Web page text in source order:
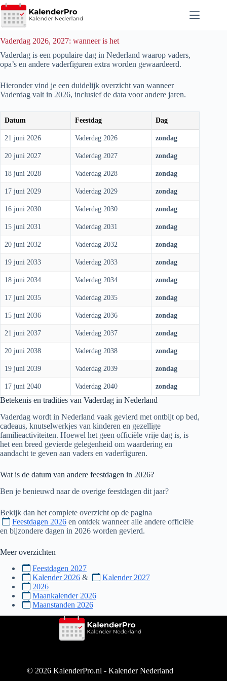
Ga
naar
de
Vaderdag 2026, 2027: wanneer is het
Vaderdag is een populaire dag in Nederland waarop vaders,
opa’s en andere vaderfiguren extra worden gewaardeerd.
Hieronder vind je een duidelijk overzicht van wanneer
Vaderdag valt in 2026, inclusief de data voor andere jaren.
Datum Feestdag Dag
21 juni 2026 Vaderdag 2026 zondag
20 juni 2027 Vaderdag 2027 zondag
18 juni 2028 Vaderdag 2028 zondag
17 juni 2029 Vaderdag 2029 zondag
16 juni 2030 Vaderdag 2030 zondag
15 juni 2031 Vaderdag 2031 zondag
20 juni 2032 Vaderdag 2032 zondag
19 juni 2033 Vaderdag 2033 zondag
18 juni 2034 Vaderdag 2034 zondag
17 juni 2035 Vaderdag 2035 zondag
15 juni 2036 Vaderdag 2036 zondag
21 juni 2037 Vaderdag 2037 zondag
20 juni 2038 Vaderdag 2038 zondag
19 juni 2039 Vaderdag 2039 zondag
17 juni 2040 Vaderdag 2040 zondag
Betekenis en tradities van Vaderdag in Nederland
Vaderdag wordt in Nederland vaak gevierd met ontbijt op bed,
cadeaus, knutselwerkjes van kinderen en gezellige
familieactiviteiten. Hoewel het geen officiële vrije dag is, is
het een breed gevierde gelegenheid om waardering en
aandacht te geven aan vaders en vaderfiguren.
Wat is de datum van andere feestdagen in 2026?
Ben je benieuwd naar de overige feestdagen dit jaar?
Bekijk dan het complete overzicht op de pagina
Feestdagen 2026 en ontdek wanneer alle andere officiële
en bijzondere dagen in 2026 worden gevierd.
Meer overzichten
Feestdagen 2027
Kalender 2026 &
Kalender 2027
2026
Maankalender 2026
Maanstanden 2026
© 2026 KalenderPro.nl - Kalender Nederland